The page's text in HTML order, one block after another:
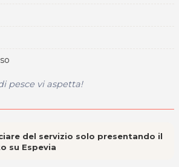
pesce vi aspetta!
del servizio solo presentando il
su Espevia